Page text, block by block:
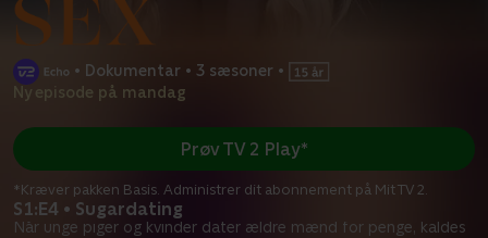
• Dokumentar • 3 sæsoner •
Ny episode på mandag
S1:E4 • Sugardating
Når unge piger og kvinder dater ældre mænd for penge, kaldes
Prøv TV 2 Play*
*Kræver pakken Basis. Administrer dit abonnement på Mit TV 2.